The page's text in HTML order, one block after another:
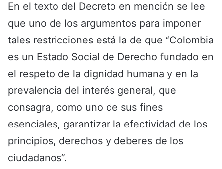
En el texto del Decreto en mención se lee
que uno de los argumentos para imponer
tales restricciones está la de que “Colombia
es un Estado Social de Derecho fundado en
el respeto de la dignidad humana y en la
prevalencia del interés general, que
consagra, como uno de sus fines
esenciales, garantizar la efectividad de los
principios, derechos y deberes de los
ciudadanos”.